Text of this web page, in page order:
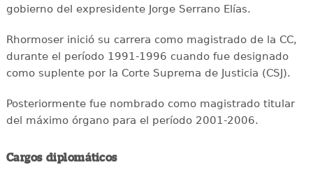
gobierno del expresidente Jorge Serrano Elías.
Rhormoser inició su carrera como magistrado de la CC,
durante el período 1991-1996 cuando fue designado
como suplente por la Corte Suprema de Justicia (CSJ).
Posteriormente fue nombrado como magistrado titular
del máximo órgano para el período 2001-2006.
Cargos diplomáticos